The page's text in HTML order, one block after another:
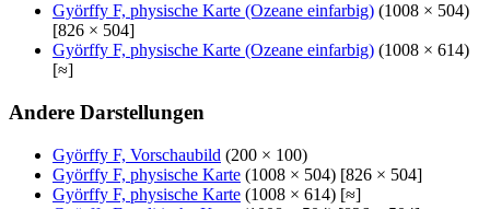
Györffy F, physische Karte (Ozeane einfarbig) (1008 × 504)
[826 × 504]
Györffy F, physische Karte (Ozeane einfarbig) (1008 × 614)
[≈]
Andere Darstellungen
Györffy F, Vorschaubild (200 × 100)
Györffy F, physische Karte (1008 × 504) [826 × 504]
Györffy F, physische Karte (1008 × 614) [≈]